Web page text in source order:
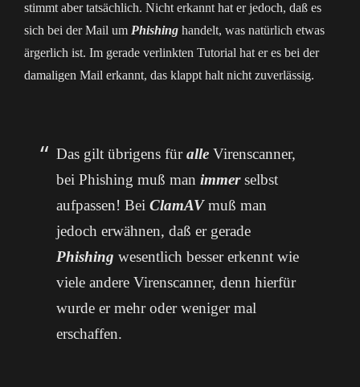
stimmt aber tatsächlich. Nicht erkannt hat er jedoch, daß es
sich bei der Mail um Phishing handelt, was natürlich etwas
ärgerlich ist. Im gerade verlinkten Tutorial hat er es bei der
damaligen Mail erkannt, das klappt halt nicht zuverlässig.
Das gilt übrigens füralle Virenscanner,
bei Phishing muß man immerselbst
aufpassen! Bei ClamAVmuß man
jedoch erwähnen, daß er gerade
Phishing wesentlich besser erkennt wie
viele andere Virenscanner, denn hierfür
wurde er mehr oder weniger mal
erschaffen.